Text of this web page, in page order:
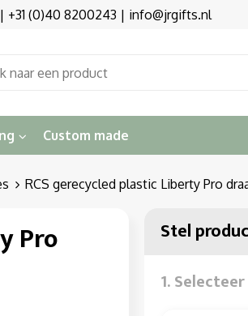
+31 (0)40 8200243 | info@jrgifts.nl
Custom made
RCS gerecycled plastic Liberty Pro
Pro Stel
1.